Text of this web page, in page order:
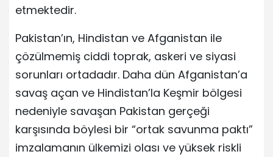
etmektedir.
Pakistan’ın, Hindistan ve Afganistan ile
çözülmemiş ciddi toprak, askeri ve siyasi
sorunları ortadadır. Daha dün Afganistan’a
savaş açan ve Hindistan’la Keşmir bölgesi
nedeniyle savaşan Pakistan gerçeği
karşısında böylesi bir “ortak savunma paktı”
imzalamanın ülkemizi olası ve yüksek riskli